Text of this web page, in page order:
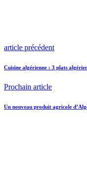
article précédent
Cuisine algérienne : 3 plats
Prochain article
Un nouveau produit agricole